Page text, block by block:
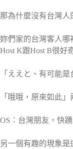
那為什麼沒有台灣人
妳們家的台灣客人哪
Host K跟Host B很好
「ええと、有可能
「哦哦，原來如此
OS：台灣朋友，快踴
另一個有趣的現象是